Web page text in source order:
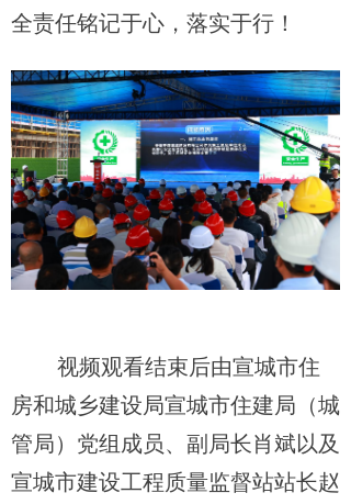
全责任铭记于心，落实于行！
视频观看结束后由宣城市住
房和城乡建设局宣城市住建局（城
管局）党组成员、副局长肖斌以及
宣城市建设工程质量监督站站长赵